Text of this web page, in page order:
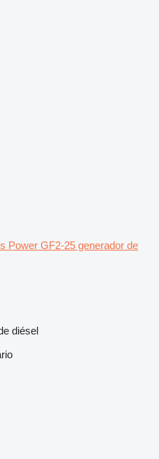
Power GF2-25 generador de
diésel